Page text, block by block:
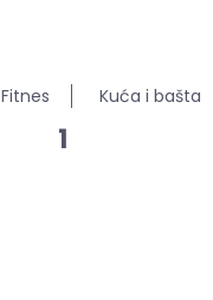
Fitnes Kuća i bašta
1